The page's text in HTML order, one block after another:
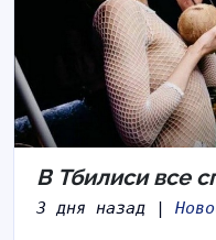
В Тбилиси все
3 дня назад |